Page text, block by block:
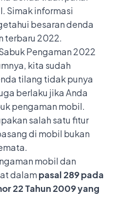
Simak informasi
besaran denda
terbaru 2022.
Pengaman 2022
kita sudah
tilang tidak punya
berlaku jika Anda
pengaman mobil.
salah satu fitur
di mobil bukan
mobil dan
dalampasal 289 pada
22 Tahun 2009 yang